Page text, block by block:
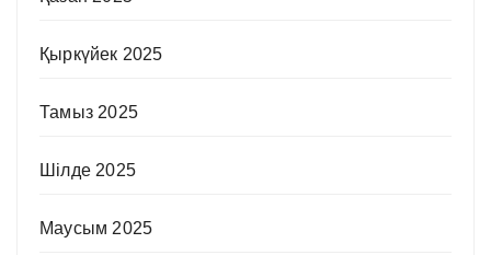
Қыркүйек 2025
Тамыз 2025
Шілде 2025
Маусым 2025